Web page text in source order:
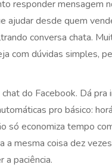
responder mensagem
ajudar desde quem
conversa chata.
com dúvidas simples,
do Facebook. Dá pra
pro básico:
só economiza tempo
mesma coisa dez
paciência.